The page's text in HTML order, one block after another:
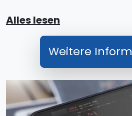
Alles lesen
Weitere